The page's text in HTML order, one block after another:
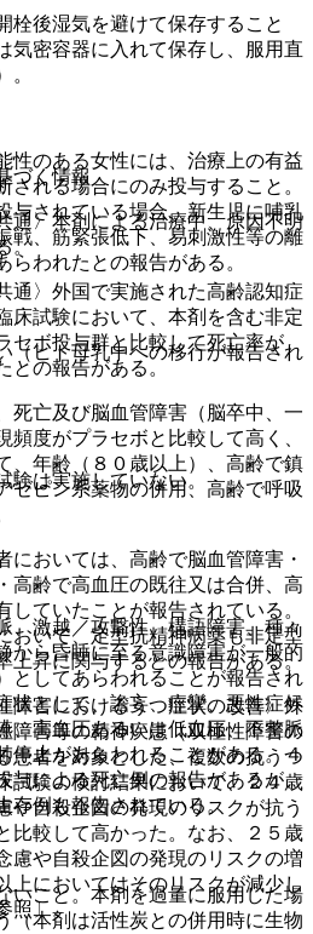
後湿気を避けて保存すること
気密容器に入れて保存し、服用直
。
づく情報
〉本剤による治療中、原因不明
。
〉外国で実施された高齢認知症
床試験において、本剤を含む非定
セボ投与群と比較して死亡率が
との報告がある。
死亡及び脳血管障害（脳卒中、一
頻度がプラセボと比較して高く、
、年齢（８０歳以上）、高齢で鎮
ゼピン系薬物の併用、高齢で呼吸
においては、高齢で脳血管障害・
高齢で高血圧の既往又は合併、高
していたことが報告されている。
おいて、定型抗精神病薬も非定型
上昇に関与するとの報告がある。
害におけるうつ症状の改善〉外
障害等の精神疾患（双極性障害の
患者を対象とした、複数の抗うつ
試験の検討結果において、２４歳
や自殺企図の発現のリスクが抗う
比較して高かった。なお、２５歳
慮や自殺企図の発現のリスクの増
上においてはそのリスクが減少し
照〕。
性のある女性には、治療上の有益
される場合にのみ投与すること。
与されている場合、新生児に哺乳
戦、筋緊張低下、易刺激性等の離
らわれたとの報告がある。
（ヒト母乳中への移行が報告され
験は実施していない。
、激越／攻撃性、構語障害、種々
から昏睡に至る意識障害が一般的
としてあらわれることが報告され
状として、譫妄、痙攣、悪性症候
、高血圧あるいは低血圧、不整脈
停止があらわれることがある。４
与による死亡例の報告があるが、
存例も報告されている。
いこと。本剤を過量に服用した場
（本剤は活性炭との併用時に生物